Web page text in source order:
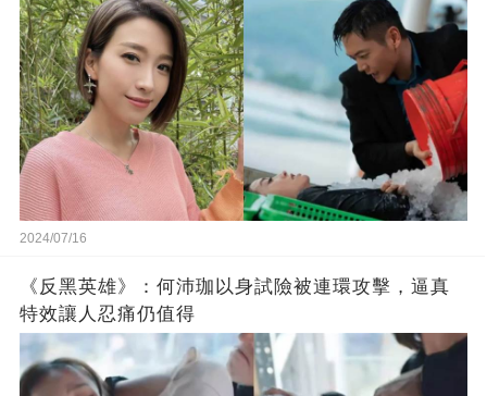
2024/07/16
《反黑英雄》：何沛珈以身試險被連環攻擊，逼真
特效讓人忍痛仍值得